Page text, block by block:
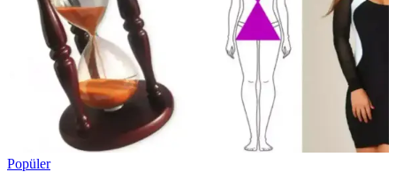
Popüler